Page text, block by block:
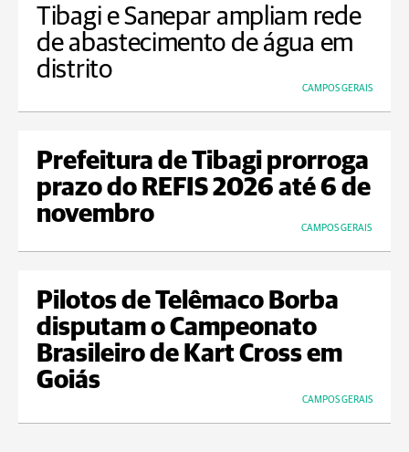
Tibagi e Sanepar ampliam rede
de abastecimento de água em
distrito
CAMPOS GERAIS
Prefeitura de Tibagi prorroga
prazo do REFIS 2026 até 6 de
novembro
CAMPOS GERAIS
Pilotos de Telêmaco Borba
disputam o Campeonato
Brasileiro de Kart Cross em
Goiás
CAMPOS GERAIS